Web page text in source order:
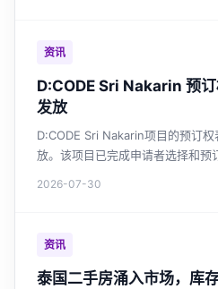
资讯
D:CODE Sri Nakarin 预
发放
D:CODE Sri Nakarin项目的预订
放。该项目已完成申请者选择和预
2026-07-30
资讯
泰国二手房涌入市场，库